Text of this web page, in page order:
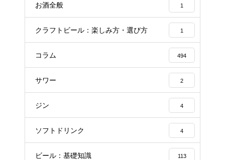
お酒全般 1
クラフトビール：楽しみ方・選び方 1
コラム 494
サワー 2
ジン 4
ソフトドリンク 4
ビール：基礎知識 113